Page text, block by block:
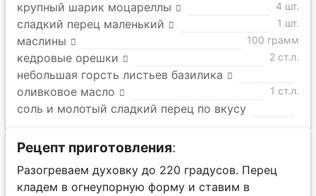
крупный шарик моцареллы 4 шт.
сладкий перец маленький 1 шт.
маслины 100 грамм
кедровые орешки 2 ст.л.
небольшая горсть листьев базилика
оливковое масло
1 ст.л.
соль и молотый сладкий перец по вкусу
Рецепт приготовления:
Разогреваем духовку до 220 градусов. Перец
кладем в огнеупорную форму и ставим в